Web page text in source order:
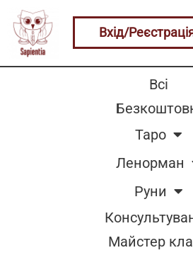
Вхід/
Всі
Таро
Ленорман
Руни
Майстер